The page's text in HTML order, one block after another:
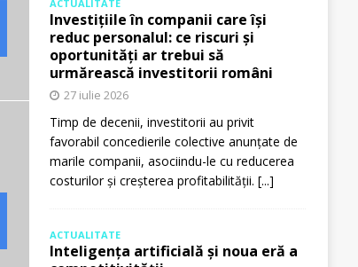
ACTUALITATE
Investițiile în companii care își
reduc personalul: ce riscuri și
oportunități ar trebui să
urmărească investitorii români
27 iulie 2026
Timp de decenii, investitorii au privit
favorabil concedierile colective anunțate de
marile companii, asociindu-le cu reducerea
costurilor și creșterea profitabilității. [...]
ACTUALITATE
Inteligența artificială și noua eră a